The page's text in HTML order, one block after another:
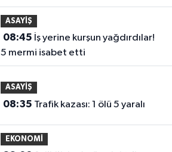
ASAYİŞ
08:45
5 mermi isabet etti
ASAYİŞ
08:35 Trafik kazası: 1 ölü 5 yaralı
EKONOMİ